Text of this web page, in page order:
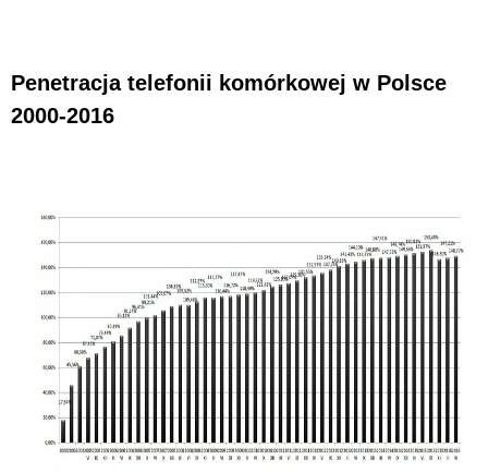
Penetracja telefonii komórkowej w Polsce
2000-2016